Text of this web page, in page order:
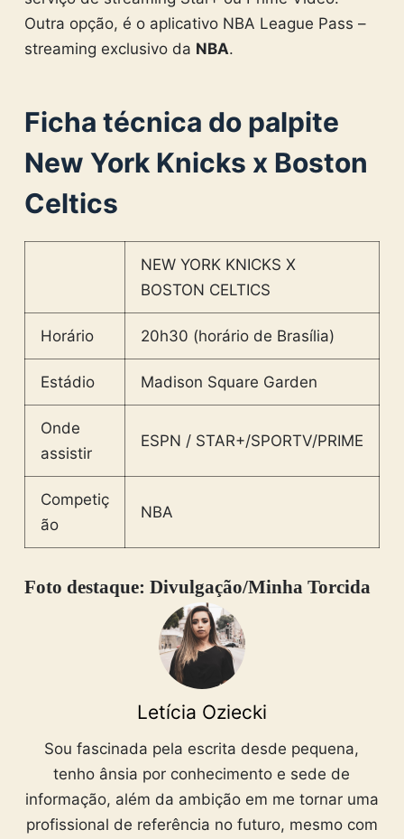
Outra opção, é o aplicativo NBA League Pass –
streaming exclusivo da NBA.
Ficha técnica do palpite
New York Knicks x Boston
Celtics
NEW YORK KNICKS X
BOSTON CELTICS
Horário 20h30 (horário de Brasília)
Estádio Madison Square Garden
Onde
assistir
ESPN / STAR+/SPORTV/PRIME
Competiç
ão
NBA
Foto destaque: Divulgação/Minha Torcida
Letícia Oziecki
Sou fascinada pela escrita desde pequena,
tenho ânsia por conhecimento e sede de
informação, além da ambição em me tornar uma
profissional de referência no futuro, mesmo com